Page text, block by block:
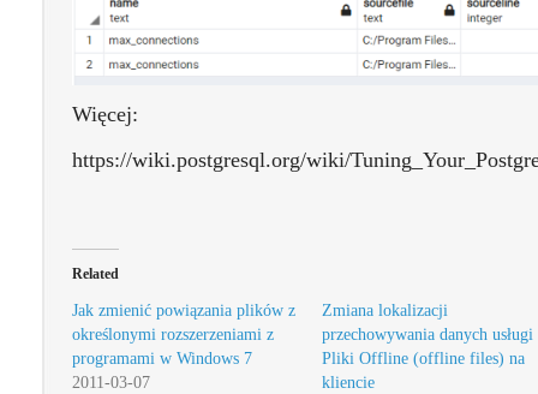
Więcej:
https://wiki.postgresql.org/wiki/
Related
Jak zmienić powiązania plików z
określonymi rozszerzeniami z
programami w Windows 7
2011-03-07
Zmiana lokalizacji
przechowywania danych usługi
Pliki Offline (offline files) na
kliencie